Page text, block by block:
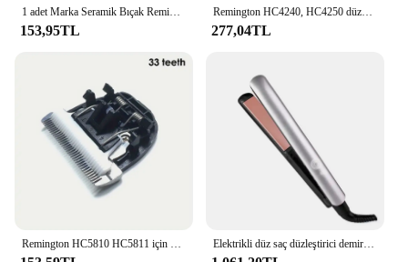
1 adet Marka Seramik Bıçak Remington HC5810 HC5811 BaoRun X7 P2 P6 P9 S1 Yedek Bıçak Elektrikli Saç Kesme Makinesi Giyotin Kesici Kafa
153,95TL
Remington HC4240, HC4250 düzeltici saç makasları, kısayol, kendi kendine saç kesimi kiti ile uyumlu profesyonel yedek bıçak…
277,04TL
Remington HC5810 HC5811 için 1 adet seramik bıçak yedek bıçak BaoRun P2 P6 P9 S1 evcil hayvan kırkma makası saç düzeltici kesici kafa 24/33 diş Elektrikli düz saç düzleştirici demir değnek seramik düzleştirici tarzı ipeksi sıcak pres düzleştirici Salon stil düz Crimple